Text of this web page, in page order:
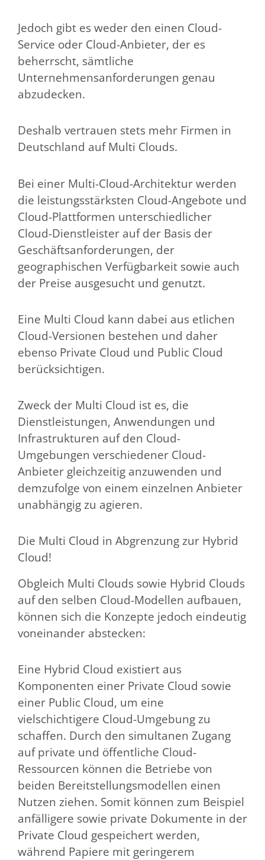
Jedoch gibt es weder den einen Cloud-
Service oder Cloud-Anbieter, der es
beherrscht, sämtliche
Unternehmensanforderungen genau
abzudecken.
Deshalb vertrauen stets mehr Firmen in
Deutschland auf Multi Clouds.
Bei einer Multi-Cloud-Architektur werden
die leistungsstärksten Cloud-Angebote und
Cloud-Plattformen unterschiedlicher
Cloud-Dienstleister auf der Basis der
Geschäftsanforderungen, der
geographischen Verfügbarkeit sowie auch
der Preise ausgesucht und genutzt.
Eine Multi Cloud kann dabei aus etlichen
Cloud-Versionen bestehen und daher
ebenso Private Cloud und Public Cloud
berücksichtigen.
Zweck der Multi Cloud ist es, die
Dienstleistungen, Anwendungen und
Infrastrukturen auf den Cloud-
Umgebungen verschiedener Cloud-
Anbieter gleichzeitig anzuwenden und
demzufolge von einem einzelnen Anbieter
unabhängig zu agieren.
Die Multi Cloud in Abgrenzung zur Hybrid
Cloud!
Obgleich Multi Clouds sowie Hybrid Clouds
auf den selben Cloud-Modellen aufbauen,
können sich die Konzepte jedoch eindeutig
voneinander abstecken:
Eine Hybrid Cloud existiert aus
Komponenten einer Private Cloud sowie
einer Public Cloud, um eine
vielschichtigere Cloud-Umgebung zu
schaffen. Durch den simultanen Zugang
auf private und öffentliche Cloud-
Ressourcen können die Betriebe von
beiden Bereitstellungsmodellen einen
Nutzen ziehen. Somit können zum Beispiel
anfälligere sowie private Dokumente in der
Private Cloud gespeichert werden,
während Papiere mit geringerem